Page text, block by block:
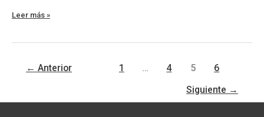
Vídeo
principales
Leer más »
← Anterior 1 … 4 5
6
Siguiente →